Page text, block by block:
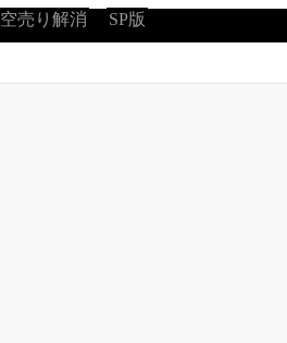
空売り解消 SP版